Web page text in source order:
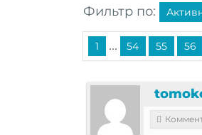
Фильтр по:
1 ... 54 55 56